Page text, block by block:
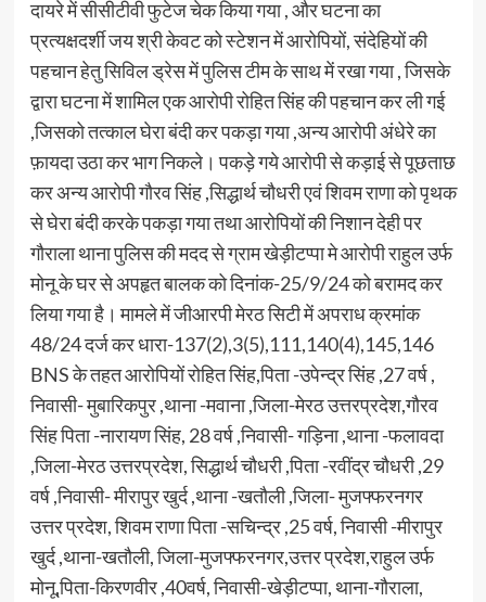
दायरे में सीसीटीवी फुटेज चेक किया गया , और घटना का
प्रत्यक्षदर्शी जय श्री केवट को स्टेशन में आरोपियों, संदेहियों की
पहचान हेतु सिविल ड्रेस में पुलिस टीम के साथ में रखा गया , जिसके
द्वारा घटना में शामिल एक आरोपी रोहित सिंह की पहचान कर ली गई
,जिसको तत्काल घेरा बंदी कर पकड़ा गया ,अन्य आरोपी अंधेरे का
फ़ायदा उठा कर भाग निकले। पकड़े गये आरोपी से कड़ाई से पूछताछ
कर अन्य आरोपी गौरव सिंह ,सिद्धार्थ चौधरी एवं शिवम राणा को पृथक
से घेरा बंदी करके पकड़ा गया तथा आरोपियों की निशान देही पर
गौराला थाना पुलिस की मदद से ग्राम खेड़ीटप्पा मे आरोपी राहुल उर्फ
मोनू के घर से अपहृत बालक को दिनांक-25/9/24 को बरामद कर
लिया गया है। मामले में जीआरपी मेरठ सिटी में अपराध क्रमांक
48/24 दर्ज कर धारा-137(2),3(5),111,140(4),145,146
BNS के तहत आरोपियों रोहित सिंह,पिता -उपेन्द्र सिंह ,27 वर्ष ,
निवासी- मुबारिकपुर ,थाना -मवाना ,जिला-मेरठ उत्तरप्रदेश,गौरव
सिंह पिता -नारायण सिंह, 28 वर्ष ,निवासी- गड़िना ,थाना -फलावदा
,जिला-मेरठ उत्तरप्रदेश, सिद्धार्थ चौधरी ,पिता -रवींद्र चौधरी ,29
वर्ष ,निवासी- मीरापुर खुर्द ,थाना -खतौली ,जिला- मुजफ्फरनगर
उत्तर प्रदेश, शिवम राणा पिता -सचिन्द्र ,25 वर्ष, निवासी -मीरापुर
खुर्द ,थाना-खतौली, जिला-मुजफ्फरनगर,उत्तर प्रदेश,राहुल उर्फ
मोनू,पिता-किरणवीर ,40वर्ष, निवासी-खेड़ीटप्पा, थाना-गौराला,